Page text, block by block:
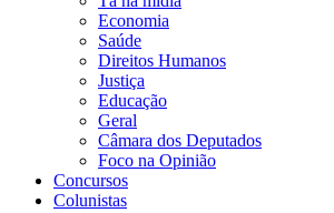
Economia
Saúde
Direitos Humanos
Justiça
Educação
Geral
Câmara dos Deputados
Foco na Opinião
Concursos
Colunistas